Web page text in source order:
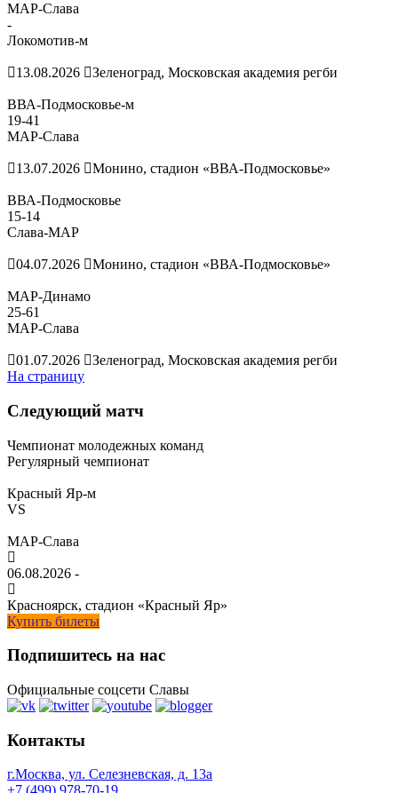
МАР-Слава
-
Локомотив-м
13.08.2026 Зеленоград, Московская академия регби
ВВА-Подмосковье-м
19-41
МАР-Слава
13.07.2026 Монино, стадион «ВВА-Подмосковье»
ВВА-Подмосковье
15-14
Слава-МАР
04.07.2026 Монино, стадион «ВВА-Подмосковье»
МАР-Динамо
25-61
МАР-Слава
01.07.2026
Зеленоград, Московская академия регби
На страницу
Следующий матч
Чемпионат молодежных команд
Регулярный чемпионат
Красный Яр-м
VS
МАР-Слава
06.08.2026 -
Красноярск, стадион «Красный Яр»
Купить билеты
Подпишитесь на нас
Официальные соцсети Славы
Контакты
г.Москва, ул. Селезневская, д. 13a